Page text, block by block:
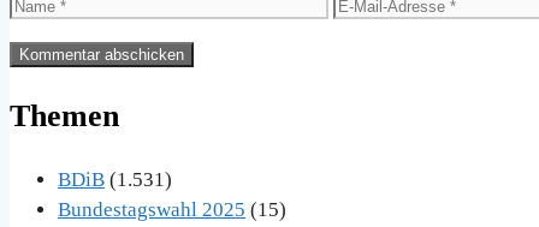
Name
E-
Themen
BDiB (1.531)
Bundestagswahl 2025 (15)